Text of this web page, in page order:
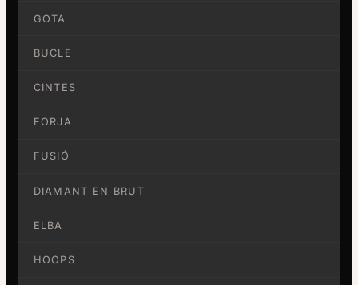
GOTA
BUCLE
CINTES
FORJA
FUSIÓ
DIAMANT EN BRUT
ELBA
HOOPS